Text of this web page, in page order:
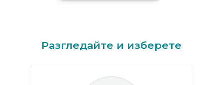
Разгледайте и изберете